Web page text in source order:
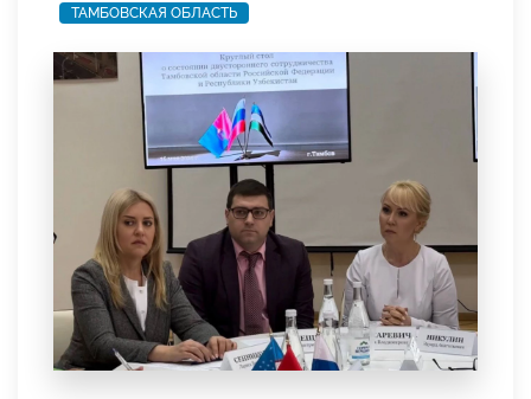
ТАМБОВСКАЯ ОБЛАСТЬ